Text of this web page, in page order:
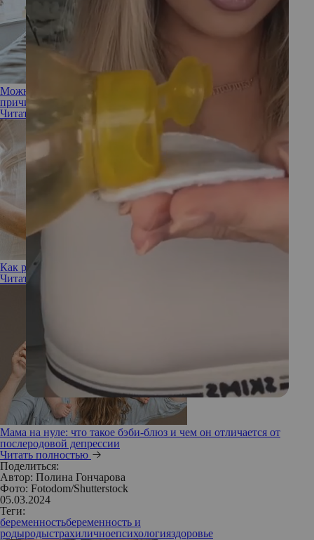
Можно ли определить беременность без теста (и 2 важные
причины не делать этого)
Читать полностью
Как родить без боли и страха: 7 полезных рекомендаций
Читать полностью
Мама на нуле: что такое бэби-блюз и чем он отличается от
послеродовой депрессии
Читать полностью
Поделиться:
Автор: Полина Гончарова
Фото: Fotodom/Shutterstock
05.03.2024
Теги:
беременностьбеременность и
родыродыстрахиличноепсихологияздоровье